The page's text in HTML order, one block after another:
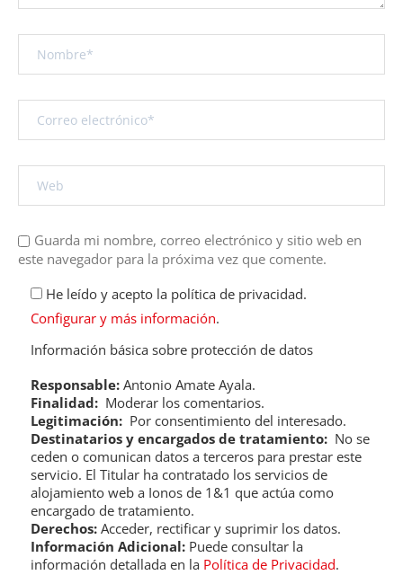
Guarda mi nombre, correo electrónico y sitio web en
este navegador para la próxima vez que comente.
He leído y acepto la política de privacidad.
Configurar y más información.
Información básica sobre protección de datos
Responsable: Antonio Amate Ayala.
Finalidad: Moderar los comentarios.
Legitimación: Por consentimiento del interesado.
Destinatarios y encargados de tratamiento: No se
ceden o comunican datos a terceros para prestar este
servicio. El Titular ha contratado los servicios de
alojamiento web a Ionos de 1&1 que actúa como
encargado de tratamiento.
Derechos: Acceder, rectificar y suprimir los datos.
Información Adicional: Puede consultar la
información detallada en la Política de Privacidad.